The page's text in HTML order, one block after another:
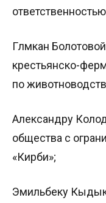
Гүлүмкан
крестьянско-
по
Александру
общества с
«Кирби»;
Эмильбеку